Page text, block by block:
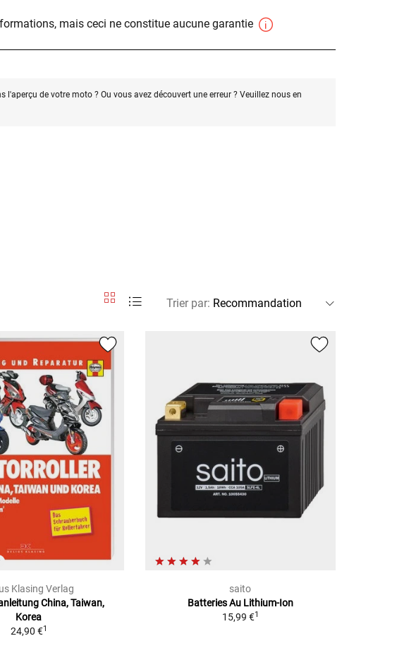
mais ceci ne constitue aucune garantie
l'aperçu de votre moto ? Ou vous avez découvert une erreur ? Veuillez nous en
Trier par:
Klasing Verlag
China, Taiwan,
Korea
24,90 €1
saito
Batteries Au Lithium-Ion
15,99 €1